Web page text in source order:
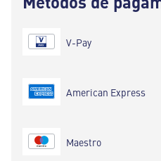
V-Pay
American Express
Maestro